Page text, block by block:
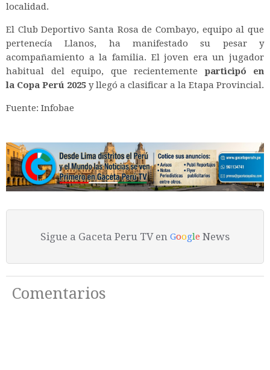
localidad.
El Club Deportivo Santa Rosa de Combayo, equipo al que
pertenecía Llanos, ha manifestado su pesar y
acompañamiento a la familia. El joven era un jugador
habitual del equipo, que recientemente participó en
la Copa Perú 2025 y llegó a clasificar a la Etapa Provincial.
Fuente: Infobae
Sigue a Gaceta Peru TV en Google News
Comentarios